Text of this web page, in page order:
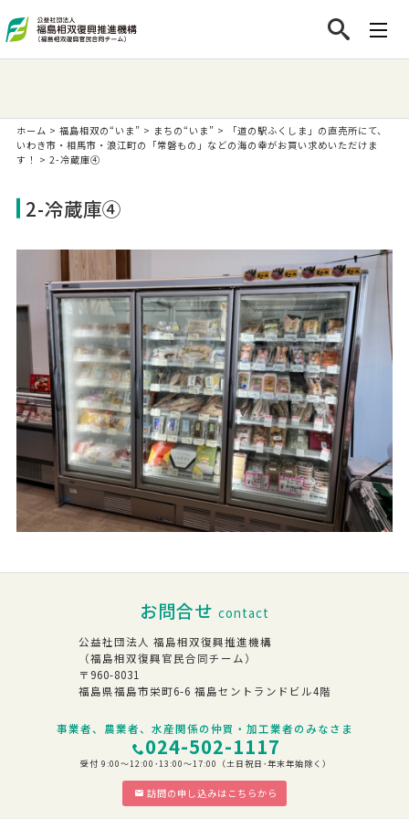
ホーム > 福島相双の“いま” > まちの“いま” >
「道の駅ふくしま」の直売所にて、
いわき市・相馬市・浪江町の「常磐もの」などの海の幸がお買い求めいただけま
す！ > 2-冷蔵庫④
2-冷蔵庫④
お問合せ contact
公益社団法人 福島相双復興推進機構
（福島相双復興官民合同チーム）
〒960-8031
福島県福島市栄町6-6 福島セントランドビル4階
事業者、農業者、水産関係の仲買・加工業者のみなさま
024-502-1117
受付 9:00～12:00･13:00～17:00（土日祝日･年末年始除く）
訪問の申し込みはこちらから